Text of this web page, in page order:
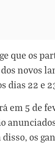
que os
novos
dias 22 e
em 5 de
disso, os